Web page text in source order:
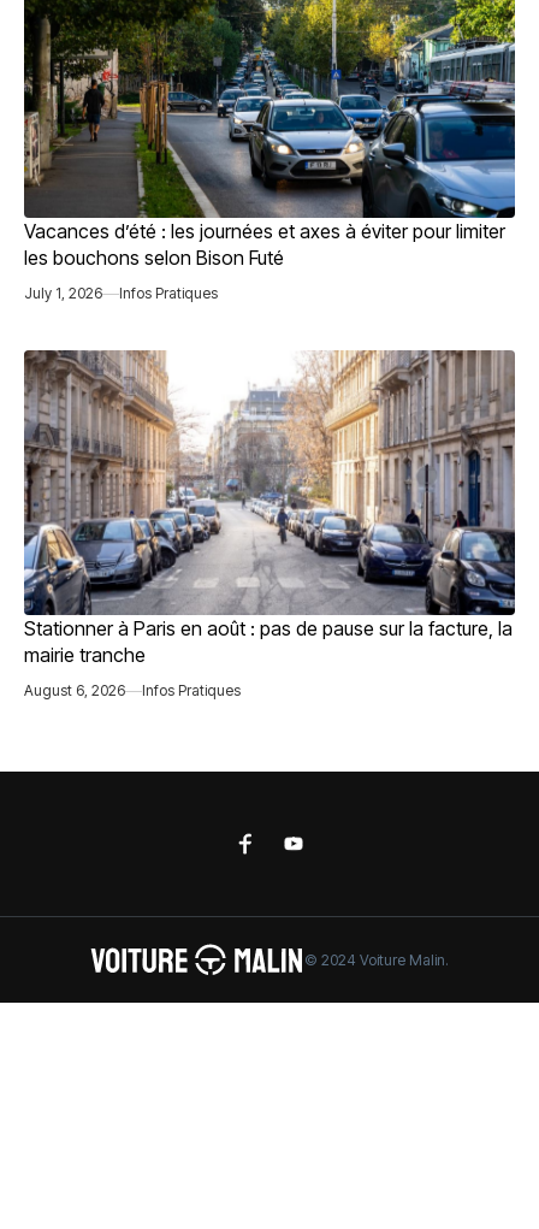
Vacances d’été : les journées et axes à éviter pour limiter
les bouchons selon Bison Futé
July 1, 2026 Infos Pratiques
Stationner à Paris en août : pas de pause sur la facture, la
mairie tranche
August 6, 2026 Infos Pratiques
© 2024 Voiture Malin.